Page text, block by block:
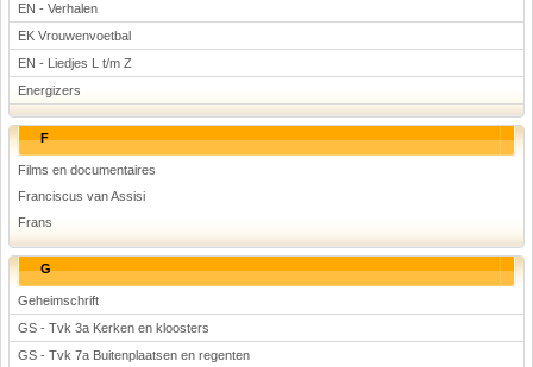
EN - Verhalen
EK Vrouwenvoetbal
EN - Liedjes L t/m Z
Energizers
F
Films en documentaires
Franciscus van Assisi
Frans
G
Geheimschrift
GS - Tvk 3a Kerken en kloosters
GS - Tvk 7a Buitenplaatsen en regenten